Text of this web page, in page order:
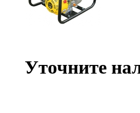
Уточните